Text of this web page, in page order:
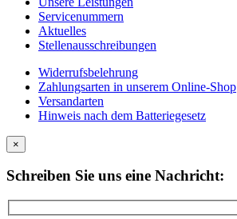
Servicenummern
Aktuelles
Stellenausschreibungen
Widerrufsbelehrung
Zahlungsarten in unserem Online-Shop
Versandarten
Hinweis nach dem Batteriegesetz
×
Schreiben Sie uns eine Nachricht: